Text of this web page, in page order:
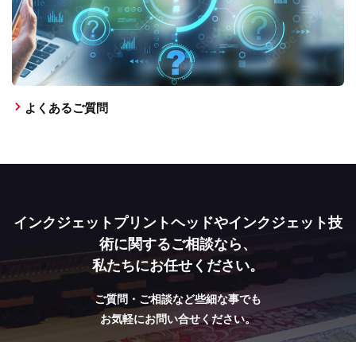
よくあるご質問
インクジェットプリントヘッドやインクジェット技
術に関するご相談なら、
私たちにお任せください。
ご質問・ご相談など些細な事でも
お気軽にお問い合せください。